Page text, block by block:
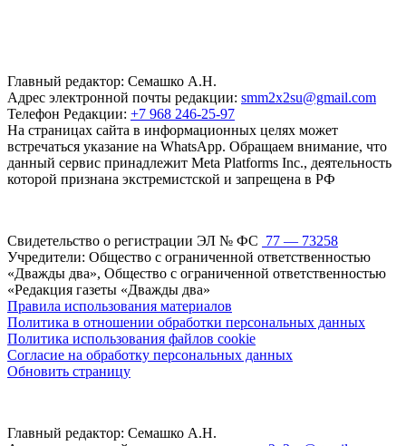
Главный редактор: Семашко А.Н.
Адрес электронной почты редакции: smm2x2su@gmail.com
Телефон Редакции: +7 968 246-25-97
На страницах сайта в информационных целях может
встречаться указание на WhatsApp. Обращаем внимание, что
данный сервис принадлежит Meta Platforms Inc., деятельность
которой признана экстремистской и запрещена в РФ
Свидетельство о регистрации ЭЛ № ФС 77 — 73258
Учредители: Общество с ограниченной ответственностью
«Дважды два», Общество с ограниченной ответственностью
«Редакция газеты «Дважды два»
Правила использования материалов
Политика в отношении обработки персональных данных
Политика использования файлов cookie
Согласие на обработку персональных данных
Обновить страницу
Главный редактор: Семашко А.Н.